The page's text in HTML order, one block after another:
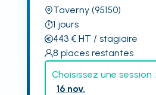
Taverny (95150)
1 jours
443€ HT / stagiaire
8 places restantes
Choisissez une session :
16 nov.